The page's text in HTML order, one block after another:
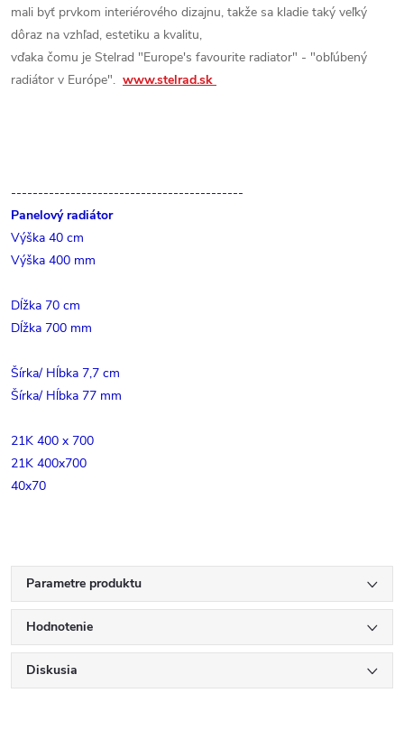
mali byť prvkom interiérového dizajnu, takže sa kladie taký veľký
dôraz na vzhľad, estetiku a kvalitu,
vďaka čomu je Stelrad "Europe's favourite radiator" - "obľúbený
radiátor v Európe". www.stelrad.sk
-------------------------------------------
Panelový radiátor
Výška 40 cm
Výška 400 mm
Dĺžka 70 cm
Dĺžka 700 mm
Šírka/ Hĺbka 7,7 cm
Šírka/ Hĺbka 77 mm
21K 400 x 700
21K 400x700
40x70
Parametre produktu
Hodnotenie
Diskusia